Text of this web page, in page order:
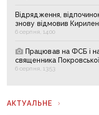
Відрядження,
знову відмовив
6 серпня, 14:00
Працював на ФСБ і
священника
6 серпня, 13:53
АКТУАЛЬНЕ